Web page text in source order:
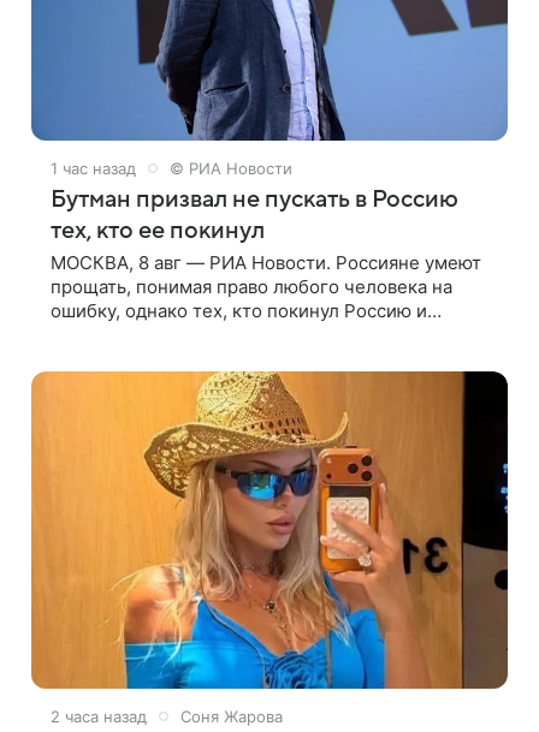
1 час назад © РИА Новости
Бутман призвал не пускать в Россию
тех, кто ее покинул
МОСКВА, 8 авг — РИА Новости. Россияне умеют
прощать, понимая право любого человека на
ошибку, однако тех, кто покинул Россию и
2 часа назад Соня Жарова